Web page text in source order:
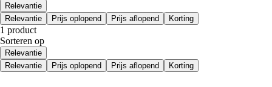
Relevantie
Relevantie
Prijs oplopend Prijs aflopend Korting
1 product
Sorteren op
Relevantie
Relevantie
Prijs oplopend Prijs aflopend Korting